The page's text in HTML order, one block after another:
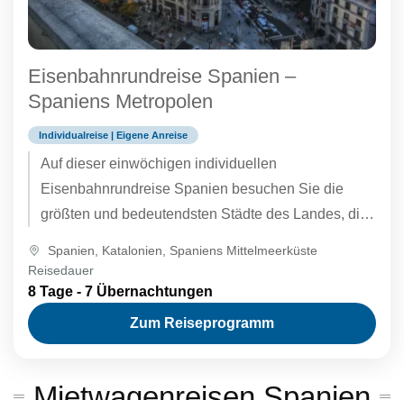
Eisenbahnrundreise Spanien –
Spaniens Metropolen
Individualreise | Eigene Anreise
Auf dieser einwöchigen individuellen
Eisenbahnrundreise Spanien besuchen Sie die
größten und bedeutendsten Städte des Landes, die
ein Abstecher in die historische Stadt Toledo steht
auf dem Programm. Zusatzübernachtungen an den
einzelnen Stationen der Rundreise sind möglich.
Die Durchführung der Reise in umgekehrter
ist auf Wunsch ebenfalls möglich.
Spanien Katalonien
Spaniens Mittelmeerküste
Reisedauer
8 Tage - 7 Übernachtungen
Zum Reiseprogramm